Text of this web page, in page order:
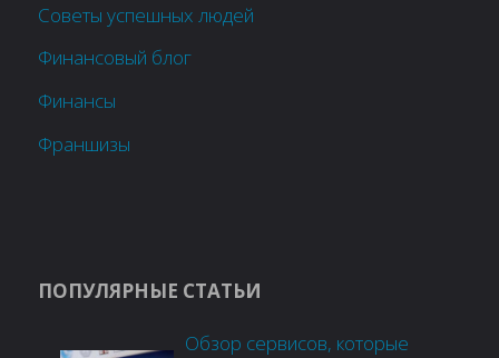
Советы успешных людей
Финансовый блог
Финансы
Франшизы
ПОПУЛЯРНЫЕ СТАТЬИ
Обзор сервисов, которые